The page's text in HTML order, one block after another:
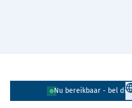
Nu bereikbaar - bel
Lees voor Uitleg
Simpele tekst